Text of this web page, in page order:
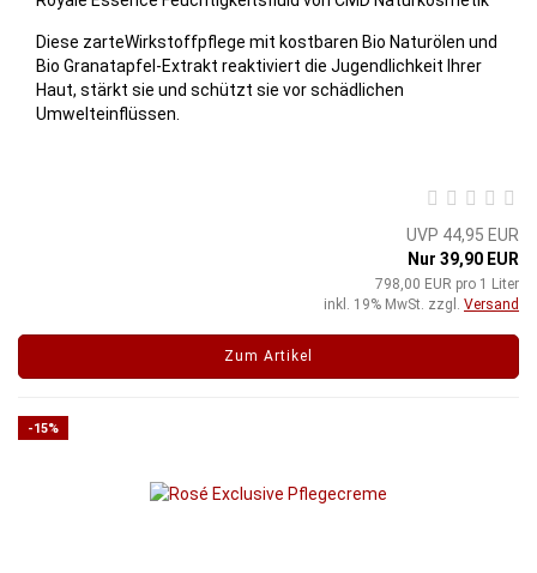
Diese zarteWirkstoffpflege mit kostbaren Bio Naturölen und
Bio Granatapfel-Extrakt reaktiviert die Jugendlichkeit Ihrer
Haut, stärkt sie und schützt sie vor schädlichen
Umwelteinflüssen.
UVP 44,95 EUR
Nur 39,90 EUR
798,00 EUR pro 1 Liter
inkl. 19% MwSt. zzgl. Versand
Zum Artikel
-15%